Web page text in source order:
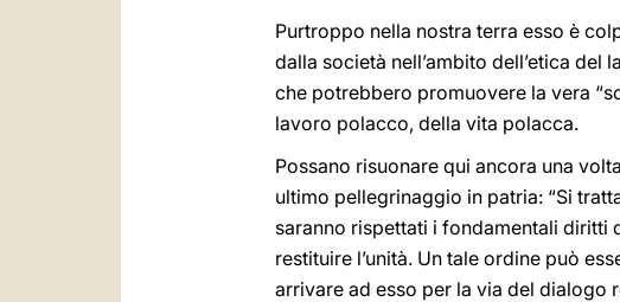
Purtroppo nella nostra terra esso è
dalla società nell’ambito dell’etica
che potrebbero promuovere la vera
lavoro polacco, della vita polacca.
Possano risuonare qui ancora una
ultimo pellegrinaggio in patria: “Si
saranno rispettati i fondamentali diritti
restituire l’unità. Un tale ordine può
arrivare ad esso per la via del dialogo